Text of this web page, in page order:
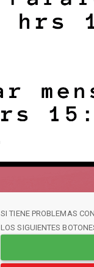
SI TIENE PROBLEMAS
LOS SIGUIENTES